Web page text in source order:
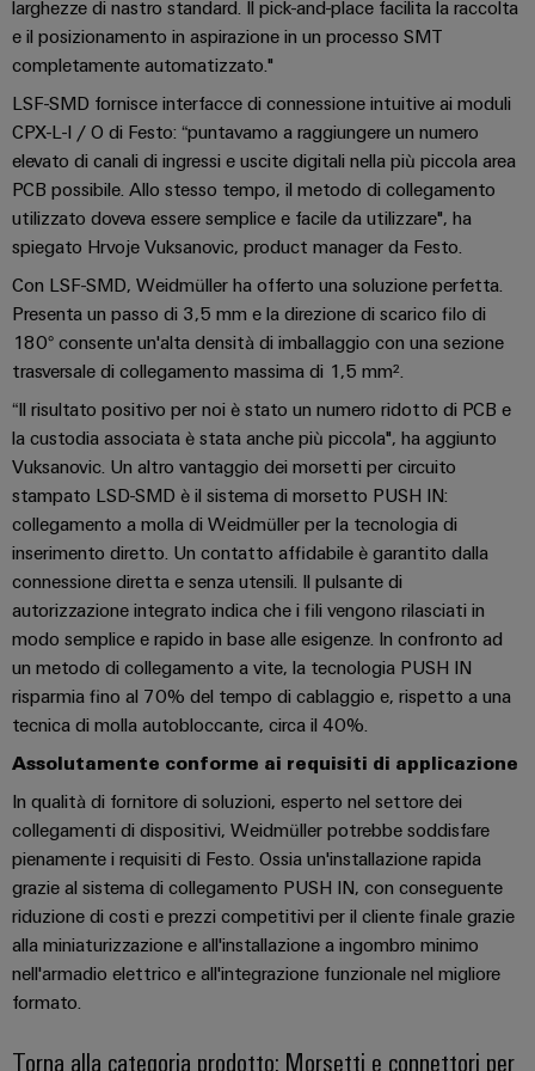
sicurezza
di
con
soluzioni
rete
per
l'industria
di
processo
Fotovoltaico
Sfruttare
l'energia
solare
per
grado
di
efficacia
delle
Industria
ferroviaria
Soluzioni
moderne
e
digitali
per
una
mobilità
rispettosa
del
clima
nel
trasporto
ferroviario
Costruzione
navale
complete
PCB
per
connettori
PCB
Produttore
di
apparecchiature
originali
(OEM)
e
software
Sistemi
I/O
Industrial
Ethernet
Pannelli
touch
Strumenti
di
progettazione
e
visualizzazione
Misura
dell'energia
Weidmüller
Industrial
AI
Accesso
Piattaforma
dei
servizi
industriali
easyConnect
Workplace
larghezze di nastro standard. Il pick-and-place facilita la raccolta
e il posizionamento in aspirazione in un processo SMT
completamente automatizzato."
LSF-SMD fornisce interfacce di connessione intuitive ai moduli
CPX-L-I / O di Festo: “puntavamo a raggiungere un numero
elevato di canali di ingressi e uscite digitali nella più piccola area
PCB possibile. Allo stesso tempo, il metodo di collegamento
utilizzato doveva essere semplice e facile da utilizzare", ha
spiegato Hrvoje Vuksanovic, product manager da Festo.
Con LSF-SMD, Weidmüller ha offerto una soluzione perfetta.
Presenta un passo di 3,5 mm e la direzione di scarico filo di
180° consente un'alta densità di imballaggio con una sezione
trasversale di collegamento massima di 1,5 mm².
“Il risultato positivo per noi è stato un numero ridotto di PCB e
la custodia associata è stata anche più piccola", ha aggiunto
Vuksanovic. Un altro vantaggio dei morsetti per circuito
stampato LSD-SMD è il sistema di morsetto PUSH IN:
collegamento a molla di Weidmüller per la tecnologia di
inserimento diretto. Un contatto affidabile è garantito dalla
connessione diretta e senza utensili. Il pulsante di
autorizzazione integrato indica che i fili vengono rilasciati in
modo semplice e rapido in base alle esigenze. In confronto ad
un metodo di collegamento a vite, la tecnologia PUSH IN
risparmia fino al 70% del tempo di cablaggio e, rispetto a una
tecnica di molla autobloccante, circa il 40%.
Assolutamente conforme ai requisiti di applicazione
In qualità di fornitore di soluzioni, esperto nel settore dei
collegamenti di dispositivi, Weidmüller potrebbe soddisfare
pienamente i requisiti di Festo. Ossia un'installazione rapida
grazie al sistema di collegamento PUSH IN, con conseguente
riduzione di costi e prezzi competitivi per il cliente finale grazie
alla miniaturizzazione e all'installazione a ingombro minimo
nell'armadio elettrico e all'integrazione funzionale nel migliore
formato.
Torna alla categoria prodotto: Morsetti e connettori per